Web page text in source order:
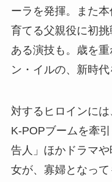
ーラを発揮。また
育てる父親役に初
ある演技も。歳を
ン・イルの、新時代
対するヒロインには
K-POPブームを牽
告人」ほかドラマ
女が、寡婦となっ